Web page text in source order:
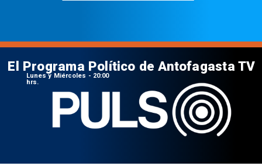
El Programa Político de Antofagasta TV
Lunes y Miércoles - 20:00
hrs.